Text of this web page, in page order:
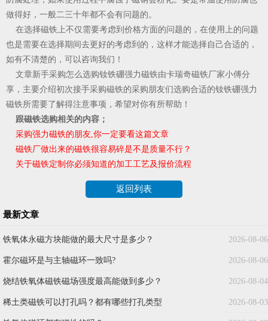
做得好，一般二三十年都不会有问题的。
在选择磁铁上不仅需要考虑到价格方面的问题的，在使用上的问题
也是需要在选择期间去更好的考虑到的，这样才能选择自己合适的，
如有不清楚的，可以咨询我们！
文章新手采购怎么选购钕铁硼强力磁铁由卡瑞奇磁铁厂家小傅分
享，主要介绍初次接手采购磁铁的采购朋友们选购合适的钕铁硼强力
磁铁所需要了解得注意事项，希望对你有所帮助！
跟磁铁选购相关的内容；
采购强力磁铁的朋友,你一定要看这篇文章
磁铁厂做出来的磁铁很容易碎是不是质量不行？
关于磁铁定制你必须知道的加工工艺及报价流程
返回列表
最新文章
2026-08-06
铁氧体永磁方块能做的最大尺寸是多少？
2026-08-06
霍尔磁环是与主轴磁环一致吗?
2026-08-04
烧结铁氧体磁铁磁场强度最高能做到多少？
2026-08-03
稀土类磁铁可以打孔吗？都有哪些打孔类型